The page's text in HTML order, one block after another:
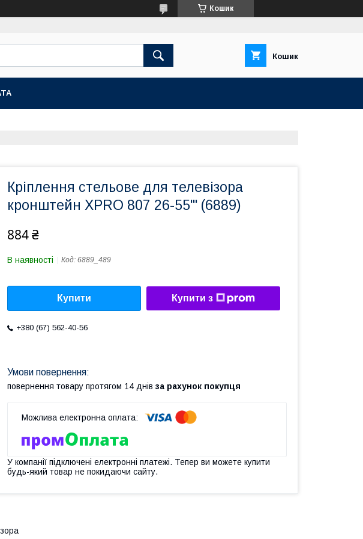
Кошик
Кошик
Кріплення стельове для телевізора
кронштейн XPRO 807 26-55"' (6889)
884 ₴
В наявності Код: 6889_489
Купити Купити з
+380 (67) 562-40-56
повернення товару протягом 14 днів за рахунок покупця
У компанії підключені електронні платежі. Тепер ви можете купити
будь-який товар не покидаючи сайту.